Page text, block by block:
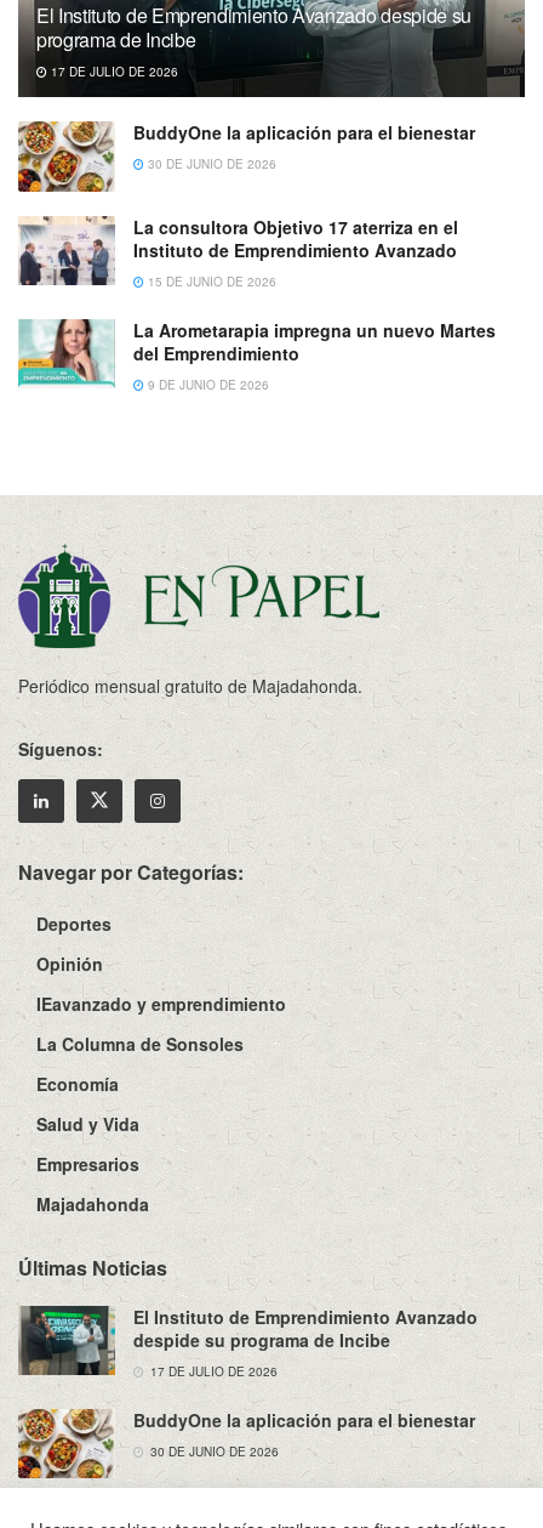
El Instituto de Emprendimiento Avanzado despide su
programa de Incibe
17 DE JULIO DE 2026
BuddyOne la aplicación para el bienestar
30 DE JUNIO DE 2026
La consultora Objetivo 17 aterriza en el
Instituto de Emprendimiento Avanzado
15 DE JUNIO DE 2026
La Arometarapia impregna un nuevo Martes
del Emprendimiento
9 DE JUNIO DE 2026
Periódico mensual gratuito de Majadahonda.
Síguenos:
Navegar por Categorías:
Deportes
Opinión
IEavanzado y emprendimiento
La Columna de Sonsoles
Economía
Salud y Vida
Empresarios
Majadahonda
Últimas Noticias
El Instituto de Emprendimiento Avanzado
despide su programa de Incibe
17 DE JULIO DE 2026
BuddyOne la aplicación para el bienestar
30 DE JUNIO DE 2026